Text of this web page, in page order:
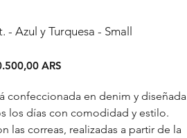
- Azul y Turquesa - Small
ARSPrecio
confeccionada en denim y diseñada
los días con comodidad y estilo.
las correas, realizadas a partir de la